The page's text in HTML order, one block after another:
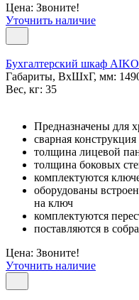
Цена: Звоните!
Уточнить наличие
Бухгалтерский шкаф
Габариты, ВxШxГ, мм:
Вес, кг: 35
Предназначены для
сварная конструкция
толщина лицевой
толщина боковых
комплектуются
оборудованы
на ключ
комплектуются
поставляются в
Цена: Звоните!
Уточнить наличие